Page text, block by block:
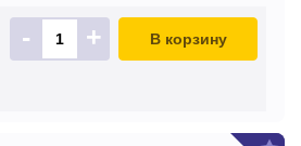
- + В корзину